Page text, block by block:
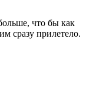
что бы как
сразу прилетело.